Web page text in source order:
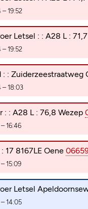
19:52
Letsel : : A28 L :
19:52
: Zuiderzeestraatweg
– 18:03
: : A28 L : 76,8 Wezep
16:46
17 8167LE Oene
15:09
Letsel
14:05